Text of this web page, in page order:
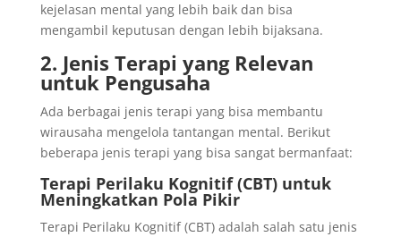
kejelasan mental yang lebih baik dan bisa
mengambil keputusan dengan lebih bijaksana.
2. Jenis Terapi yang Relevan
untuk Pengusaha
Ada berbagai jenis terapi yang bisa membantu
wirausaha mengelola tantangan mental. Berikut
beberapa jenis terapi yang bisa sangat bermanfaat:
Terapi Perilaku Kognitif (CBT) untuk
Meningkatkan Pola Pikir
Terapi Perilaku Kognitif (CBT) adalah salah satu jenis